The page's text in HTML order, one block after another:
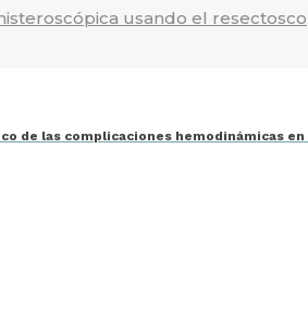
usando el
de las complicaciones hemodinámicas